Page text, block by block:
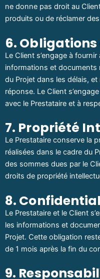
ne donne pas droit au
produits ou de réclamer
6.
Le Client s’engage à
informations et documents
du Projet dans les délais,
réponse. Le Client
avec le Prestataire et à
7. Propriété
Le Prestataire conserve la
réalisées dans le cadre du
des sommes dues par le
droits de propriété
8.
Le Prestataire et le Client
les informations et
Projet. Cette obligation
de 1 mois après la fin du
9.